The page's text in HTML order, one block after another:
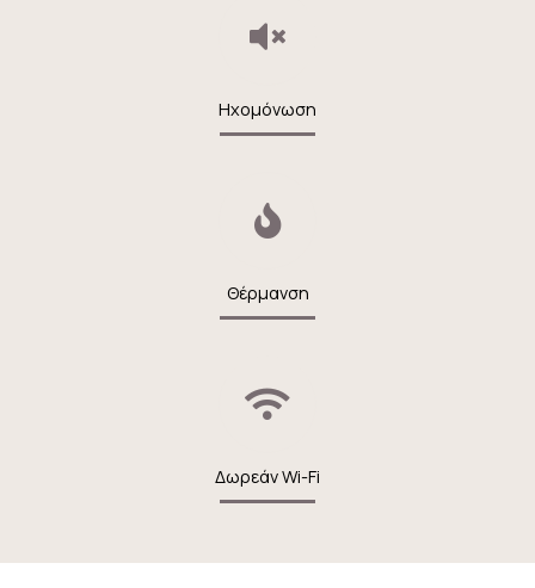
Ηχομόνωση
Θέρμανση
Δωρεάν Wi-Fi